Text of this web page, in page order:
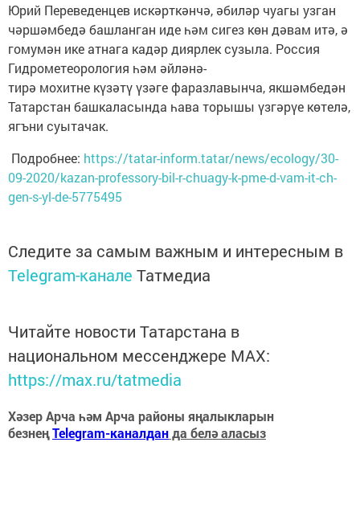
Юрий Переведенцев искәрткәнчә, әбиләр чуагы узган
чәршәмбедә башланган иде һәм сигез көн дәвам итә, ә
гомумән ике атнага кадәр диярлек сузыла. Россия
Гидрометеорология һәм әйләнә-
тирә мохитне күзәтү үзәге фаразлавынча, якшәмбедән
Татарстан башкаласында һава торышы үзгәрүе көтелә,
ягъни суытачак.
Подробнее: https://tatar-inform.tatar/news/ecology/30-
09-2020/kazan-professory-bil-r-chuagy-k-pme-d-vam-it-ch-
gen-s-yl-de-5775495
Следите за самым важным и интересным в
Telegram-канале Татмедиа
Читайте новости Татарстана в
национальном мессенджере MАХ:
https://max.ru/tatmedia
Хәзер Арча һәм Арча районы яңалыкларын
безнеңTelegram-каналданда белә аласыз